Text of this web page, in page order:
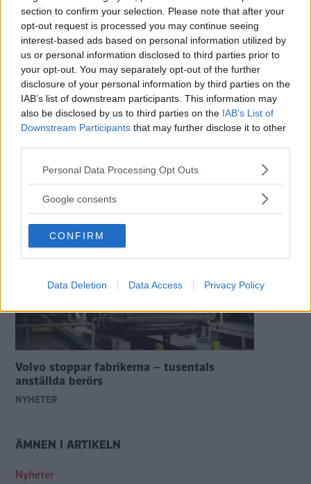
section to confirm your selection. Please note that after your
opt-out request is processed you may continue seeing
interest-based ads based on personal information utilized by
us or personal information disclosed to third parties prior to
your opt-out. You may separately opt-out of the further
disclosure of your personal information by third parties on the
IAB’s list of downstream participants. This information may
also be disclosed by us to third parties on the IAB’s List of
Downstream Participants that may further disclose it to other
Please note that this website/app uses one or more Google
not limited to your visit or usage behaviour. You may click to
use your data for below specified purposes in below Google
consent section.
Personal Data Processing Opt Outs
Google consents
CONFIRM
Data Deletion Data Access Privacy Policy
Få vårt nyhetsbrev utan kostnad
Genom att anmäla dig godkänner du OK-förlagets
personuppgiftspolicy.
MER FRÅN VI BILÄGARE
Volvo stoppar fabrikerna – tusentals
anställda berörs
NYHETER
ÄMNEN I ARTIKELN
Nyheter